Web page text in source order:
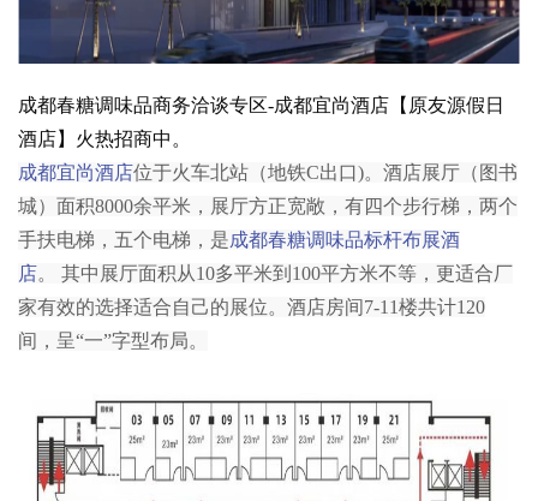
成都春糖调味品商务洽谈专区-成都宜尚酒店【原友源假日
酒店】火热招商中。
成都宜尚酒店位于火车北站（地铁C出口)。酒店展厅（图书
城）面积8000余平米，展厅方正宽敞， 有四个步行梯，两个
手扶电梯，五个电梯，是成都春糖调味品标杆布展酒
店。 其中展厅面积从10多平米到100平方米不等，更适合厂
家有效的选择适合自己的展位。酒店房间7-11楼共计120
间，呈“一”字型布局。